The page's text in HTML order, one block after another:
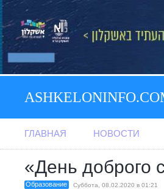
ГЛАВНАЯ НОВОСТИ
«День доброго
Образование Суббота, 08.02.2020 в 01:21